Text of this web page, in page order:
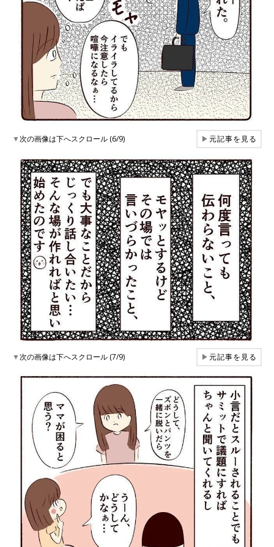
▼次の画像は下へスクロール (6/9) ▶元記事を見る
▼次の画像は下へスクロール (7/9) ▶元記事を見る